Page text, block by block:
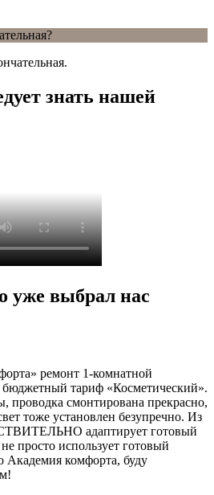
знать нашей
уже выбрал нас
ремонт 1-комнатной
тариф «Косметический».
проводка смонтирована прекрасно,
тоже установлен безупречно. Из
адаптирует готовый
просто использует готовый
Академия комфорта, буду